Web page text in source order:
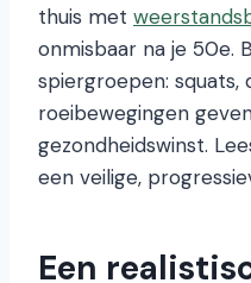
thuis met
onmisbaar na je 50e.
spiergroepen: squats,
roeibewegingen
gezondheidswinst.
een veilige,
Een